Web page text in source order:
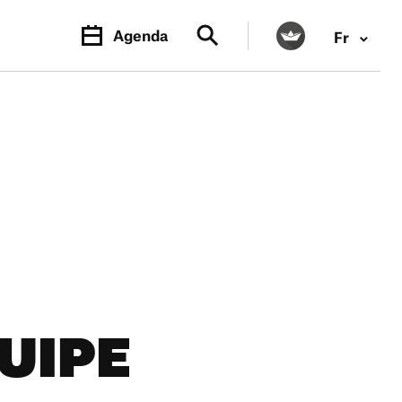
Agenda Fr